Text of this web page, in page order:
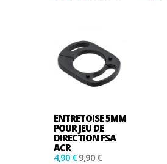
ENTRETOISE 5MM
POUR JEU DE
DIRECTION FSA
ACR
4,90 €9,90 €